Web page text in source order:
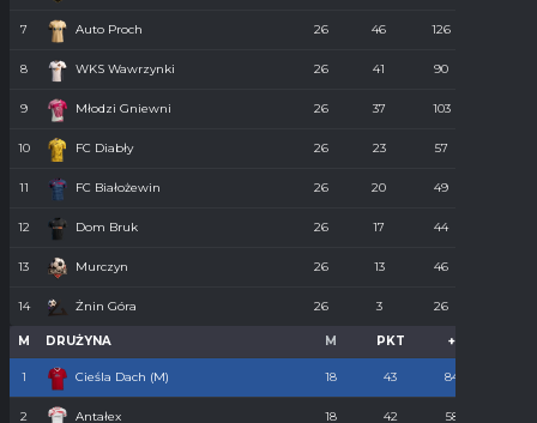
7 Auto Proch 26 46 126
8 WKS Wawrzynki 26 41 90
9 Młodzi Gniewni 26 37 103
10 FC Diabły 26 23 57
11 FC Białożewin 26 20 49
12 Dom Bruk 26 17 44
13 Murczyn 26 13 46
14 Żnin Góra 26 3 26
M DRUŻYNA M PKT +
1 Cieśla Dach (M) 18 43 84
2 Antałex 18 42 58